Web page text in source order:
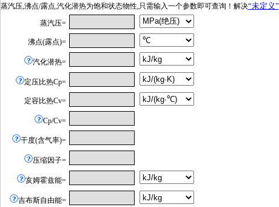
蒸汽压,沸点/露点,汽化潜热为饱和状态物性,只需输入一个参数即可查询！解决“未定义”
蒸汽压=
沸点(露点)=
汽化潜热=
定压比热Cp=
定容比热Cv=
Cp/Cv=
干度(含气率)=
压缩因子=
亥姆霍兹能=
吉布斯自由能=